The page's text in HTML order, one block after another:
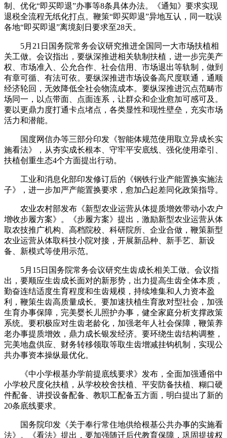
制、优化“即买即退”办事等8条具体办法。《通知》要求实现
退税全流程无纸化打点。鞭策“即买即退”异地互认，同一耽误
各地“即买即退”离境刻日要求至28天。
5月21日国务院常务会议研究推进全国同一大市场扶植相
关工做。会议指出，要纵深推进相关轨制扶植，进一步完美产
权、市场准入、公允合作、社会信用、市场退出等轨制，做到
有章可循、有法可依。要纵深推进市场设备高尺度联通，通顺
经济轮回，无效降低全社会物流成本。要纵深推进沉点范畴市
场同一，以点带面、点面连系，让群众和企业愈加可感可及。
要以更鼎力度打通卡点堵点，各类显性和现性壁垒，充实市场
活力和潜能。
国度网信办等三部分印发《智能体规范使用取立异成长实
施看法》，从夯实成长根本、守牢平安底线、强化使用牵引、
扶植创重生态4个方面提出行动。
工业和消息化部印发修订后的《钢铁行业产能置换实施法
子》，进一步加严产能置换要求，愈加凸起差同化政策指导。
农业农村部发布《新型农业运营从体提质增效带动小农户
增收步履方案》。《步履方案》提出，激励新型农业运营从体
取农技推广机构、高档院校、科研院所、企业合做，鞭策新型
农业运营从体取科技小院对接，开展新品种、新手艺、新设
备、新模式等使用示范。
5月15日国务院常务会议研究生齿成长相关工做。会议指
出，要顺应生齿成长面对的新形势，出力提高生齿全体本质，
勤奋连结适度生育程度和生齿规模，持续堆集和人力资本盈
利，鞭策生齿高质量成长。要加速扶植生育敌对型社会，加强
生育办事保障，完美婴长儿照护办事，健全家庭分析支撑政策
系统。要积极应对生齿老龄化，加强老年人社会保障，鞭策养
老办事提质增效，鼎力成长银发经济。要环绕生齿结构调整，
完美地盘供应、财务转移领取等取生齿增减挂钩机制，实现公
共办事资本操纵最优化。
《中小学根基办学前提底线要求》发布，全面加强通俗中
小学校尺度化扶植，从学校校舍扶植、平安防备扶植、糊口硬
件配备、讲授设备配备、教职工配备五方面，明白提出了新的
20条底线要求。
国务院印发《关于奉行常住地供给根基公共办事的实施看
法》。《看法》提出，要加强随迁后代教育保障，巩固提拔权